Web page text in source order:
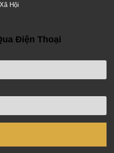
Hội
Điện Thoại